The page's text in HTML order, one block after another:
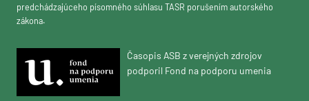
predchádzajúceho písomného súhlasu TASR porušením autorského
zákona.
Časopis ASB z verejných zdrojov
podporil Fond na podporu umenia